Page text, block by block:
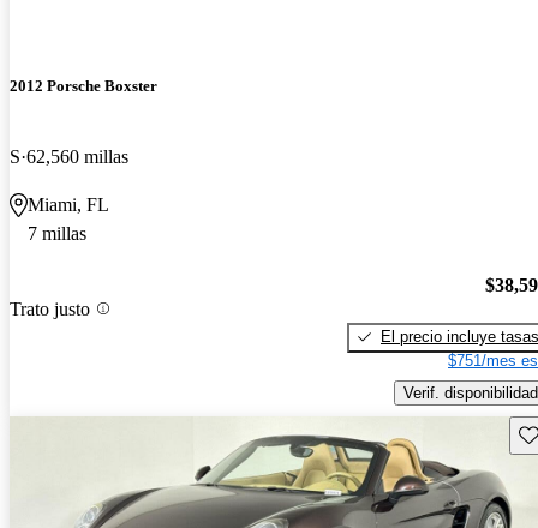
2012 Porsche Boxster
S 62,560 millas
Miami, FL
7 millas
Trato justo
El precio incluye tasas
$751/mes
Verif. disponibilidad